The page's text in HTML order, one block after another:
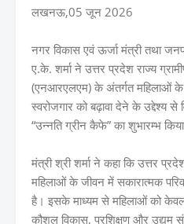
लखनऊ,05 जून 2026
नगर विकास एवं ऊर्जा मंत्री तथा
ए.के. शर्मा ने उत्तर प्रदेश राज्य
(एनआरएलएम) के अंतर्गत महिलाओं
स्वरोजगार को बढ़ावा देने के उद्देश्य
“उन्नति ग्रीन कैफे” का शुभारम्भ
मंत्री श्री शर्मा ने कहा कि उत्तर
महिलाओं के जीवन में सकारात्मक
है। इसके माध्यम से महिलाओं को केवल
कौशल विकास, प्रशिक्षण और उद्यम